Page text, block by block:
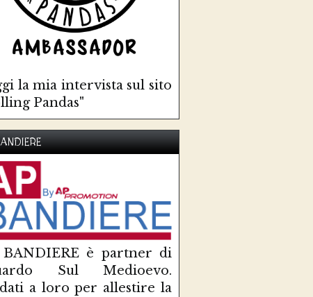
la mia intervista sul sito
Pandas"
BANDIERE è partner di
Sul Medioevo.
a loro per allestire la